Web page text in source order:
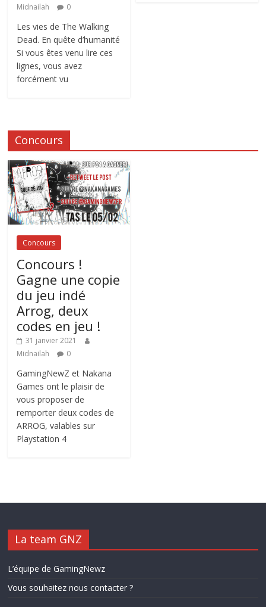
Midnailah
0
Les vies de The Walking
Dead. En quête d’humanité
Si vous êtes venu lire ces
lignes, vous avez
forcément vu
Concours
Concours
Concours !
Gagne une copie
du jeu indé
Arrog, deux
codes en jeu !
31 janvier 2021
Midnailah
0
GamingNewZ et Nakana
Games ont le plaisir de
vous proposer de
remporter deux codes de
ARROG, valables sur
Playstation 4
La team GNZ
L’équipe de GamingNewz
Vous souhaitez nous contacter ?